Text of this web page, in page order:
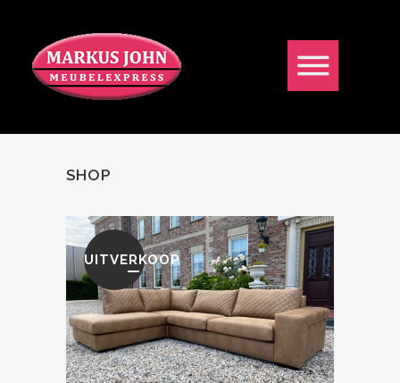
SHOP
UITVERKOOP